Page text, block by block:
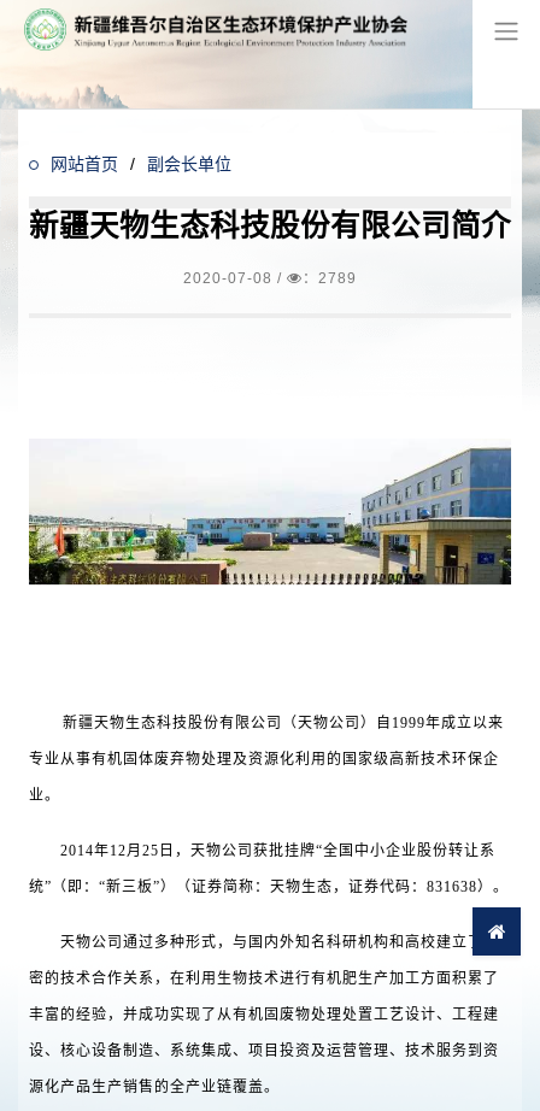
网站首页 / 副会长单位
新疆天物生态科技股份有限公司简介
2020-07-08 / ：2789
新疆天物生态科技股份有限公司（天物公司）自1999年成立以来
专业从事有机固体废弃物处理及资源化利用的国家级高新技术环保企
业。
2014年12月25日，天物公司获批挂牌“全国中小企业股份转让系
统”（即：“新三板”）（证券简称：天物生态，证券代码：831638）。
天物公司通过多种形式，与国内外知名科研机构和高校建立了紧
密的技术合作关系，在利用生物技术进行有机肥生产加工方面积累了
丰富的经验，并成功实现了从有机固废物处理处置工艺设计、工程建
设、核心设备制造、系统集成、项目投资及运营管理、技术服务到资
源化产品生产销售的全产业链覆盖。